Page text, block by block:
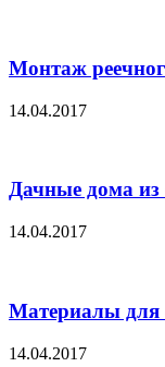
Монтаж
14.04.2017
Дачные дома из
14.04.2017
Материалы для
14.04.2017